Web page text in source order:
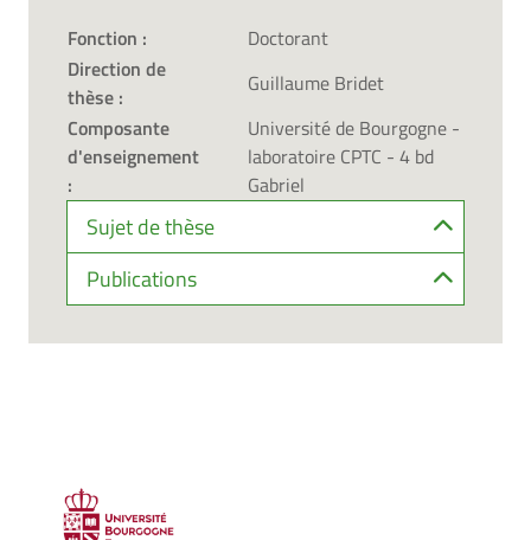
Fonction :
Doctorant
Direction de
thèse :
Guillaume Bridet
Composante
d'enseignement
:
Université de Bourgogne -
laboratoire CPTC - 4 bd
Gabriel
Sujet de thèse
Publications